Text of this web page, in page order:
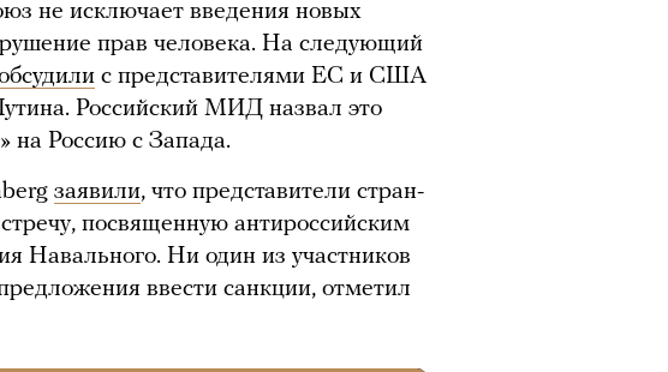
не исключает введения новых
прав человека. На следующий
с представителями ЕС и США
Российский МИД назвал это
на Россию с Запада.
заявили, что представители стран-
посвященную антироссийским
Навального. Ни один из участников
ввести санкции, отметил